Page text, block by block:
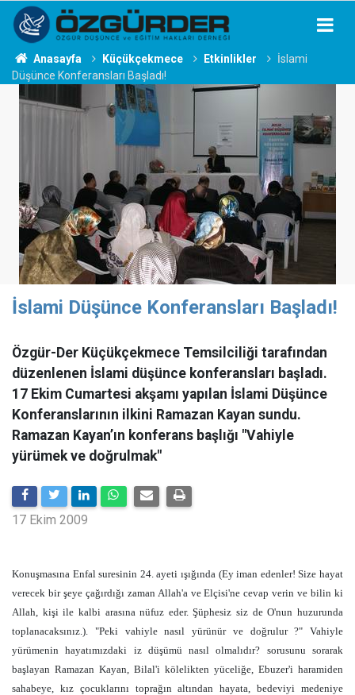
Anasayfa Küçükçekmece Etkinlikler
İslami
Düşünce Konferansları Başladı!
İslami Düşünce Konferansları Başladı!
Özgür-Der Küçükçekmece Temsilciliği tarafından
düzenlenen İslami düşünce konferansları başladı.
17 Ekim Cumartesi akşamı yapılan İslami Düşünce
Konferanslarının ilkini Ramazan Kayan sundu.
Ramazan Kayan’ın konferans başlığı "Vahiyle
yürümek ve doğrulmak"
17 Ekim 2009
Konuşmasına Enfal suresinin 24. ayeti ışığında (Ey iman edenler! Size hayat
verecek bir şeye çağırdığı zaman Allah'a ve Elçisi'ne cevap verin ve bilin ki
Allah, kişi ile kalbi arasına nüfuz eder. Şüphesiz siz de O'nun huzurunda
toplanacaksınız.). "Peki vahiyle nasıl yürünür ve doğrulur ?" Vahiyle
yürümenin hayatımızdaki iz düşümü nasıl olmalıdır? sorusunu sorarak
başlayan Ramazan Kayan, Bilal'i kölelikten yüceliğe, Ebuzer'i haramiden
sahabeye, kız çocuklarını toprağın altından hayata, bedeviyi medeniye